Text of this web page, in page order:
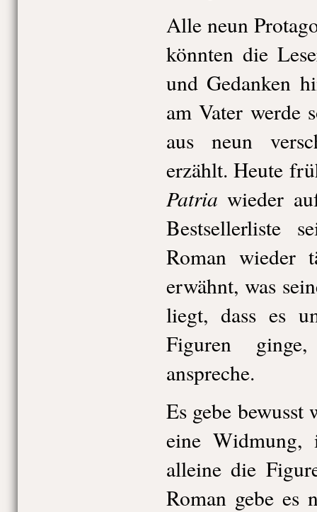
Alle neun
könnten die
und Gedanken
am Vater werde
aus neun
erzählt. Heute
Patria wieder
Bestsellerliste
Roman wieder
erwähnt, was
liegt, dass es
Figuren
anspreche.
Es gebe
eine Widmung,
alleine die
Roman gebe es